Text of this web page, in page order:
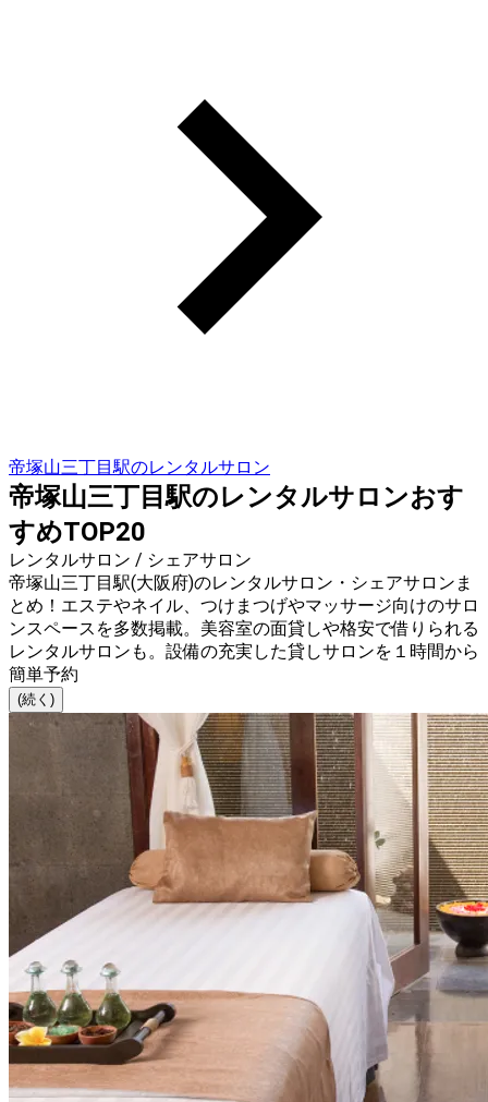
帝塚山三丁目駅のレンタルサロン
帝塚山三丁目駅のレンタルサロンおす
すめTOP20
レンタルサロン / シェアサロン
帝塚山三丁目駅(大阪府)のレンタルサロン・シェアサロンま
とめ！エステやネイル、つけまつげやマッサージ向けのサロ
ンスペースを多数掲載。美容室の面貸しや格安で借りられる
レンタルサロンも。設備の充実した貸しサロンを１時間から
簡単予約
(続く)